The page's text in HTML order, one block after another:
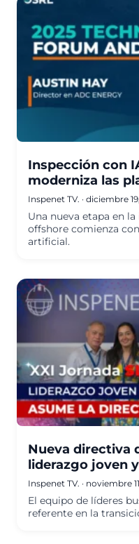
Inspección con
moderniza las
Inspenet TV. · diciembre
Una nueva etapa en
offshore comienza
artificial.
Nueva directiva
liderazgo joven
Inspenet TV. · noviembre
El equipo de líderes
referente en la